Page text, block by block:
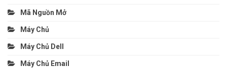
Mã Nguồn Mở
Máy Chủ
Máy Chủ Dell
Máy Chủ Email